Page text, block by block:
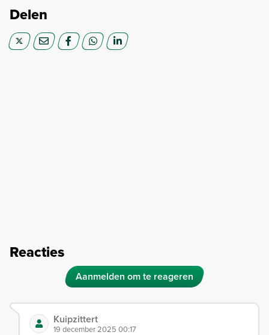
Delen
Reacties
Aanmelden om te reageren
Kuipzittert
19 december 2025 00:17